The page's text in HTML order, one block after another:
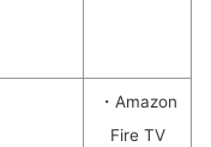
・Amazon
Fire TV